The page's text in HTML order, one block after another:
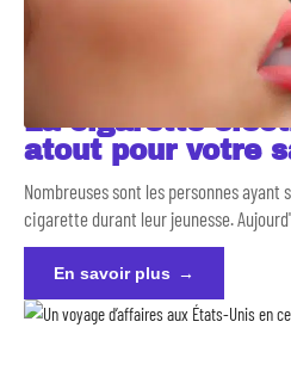
La cigarette
atout pour votre
Nombreuses sont les personnes
cigarette durant leur jeunesse.
En savoir plus